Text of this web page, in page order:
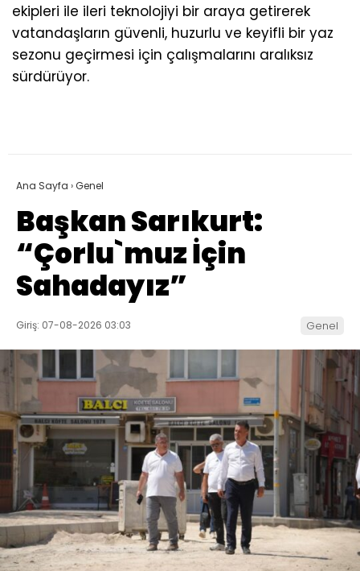
ekipleri ile ileri teknolojiyi bir araya getirerek
vatandaşların güvenli, huzurlu ve keyifli bir yaz
sezonu geçirmesi için çalışmalarını aralıksız
sürdürüyor.
Ana Sayfa ›Genel
Başkan Sarıkurt:
“Çorlu`muz İçin
Sahadayız”
Giriş: 07-08-2026 03:03 Genel